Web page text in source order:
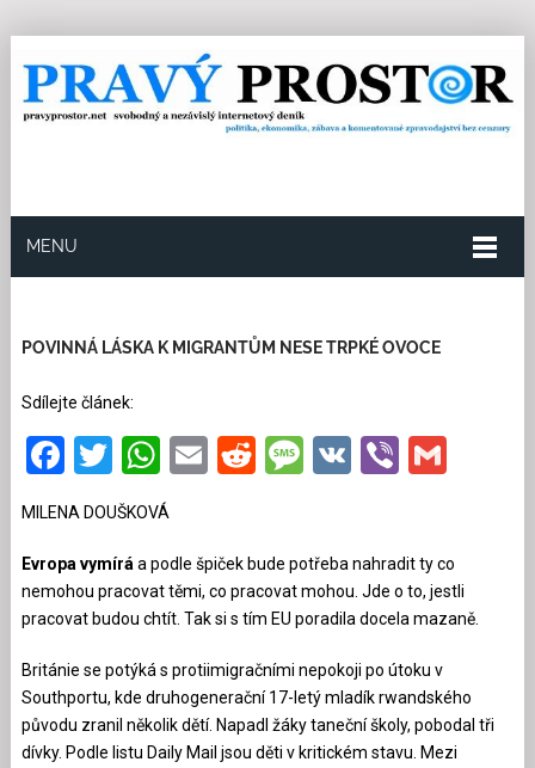
MENU
POVINNÁ LÁSKA K MIGRANTŮM NESE TRPKÉ OVOCE
Sdílejte článek:
Facebook
Twitter
WhatsApp
EmailRedditMessage
VKViber
MILENA DOUŠKOVÁ
Evropa vymírá a podle špiček bude potřeba nahradit ty co
nemohou pracovat těmi, co pracovat mohou. Jde o to, jestli
pracovat budou chtít. Tak si s tím EU poradila docela mazaně.
Británie se potýká s protiimigračními nepokoji po útoku v
Southportu, kde druhogenerační 17-letý mladík rwandského
původu zranil několik dětí. Napadl žáky taneční školy, pobodal tři
dívky. Podle listu Daily Mail jsou děti v kritickém stavu. Mezi